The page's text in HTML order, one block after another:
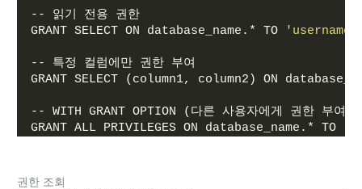
-- 읽기 전용 권한
GRANT SELECT ON database_name.* TO
'username'
-- 특정 컬럼에만 권한 부여
GRANT SELECT (column1, column2) ON
-- WITH GRANT OPTION (다른 사용자에게 권한 부여
GRANT ALL PRIVILEGES ON database_name.* TO
권한 조회